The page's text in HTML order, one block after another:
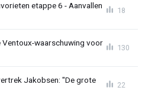
etappe 6 - Aanvallen
18
waarschuwing voor
130
Jakobsen: "De grote
22